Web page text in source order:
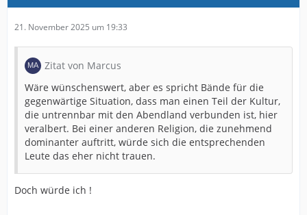
21. November 2025 um 19:33
Zitat von Marcus
Wäre wünschenswert, aber es spricht Bände für die
gegenwärtige Situation, dass man einen Teil der Kultur,
die untrennbar mit den Abendland verbunden ist, hier
veralbert. Bei einer anderen Religion, die zunehmend
dominanter auftritt, würde sich die entsprechenden
Leute das eher nicht trauen.
Doch würde ich !